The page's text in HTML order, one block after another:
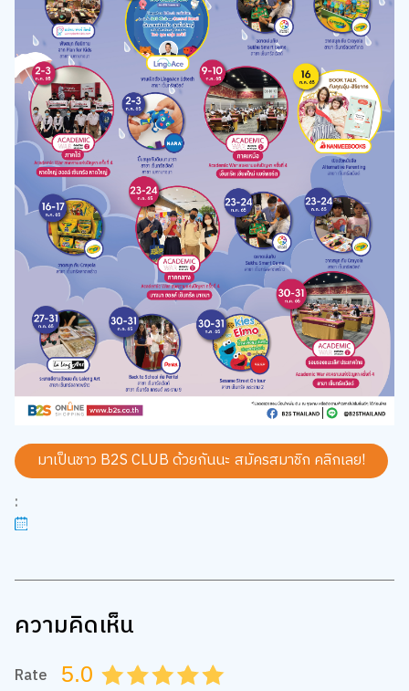
มาเป็นชาว B2S CLUB ด้วยกันนะ สมัครสมาชิก คลิกเลย!
:
ความคิดเห็น
Rate 5.0 4.5
4.0
3.5
3.0
2.5
2.0
1.5
1.0
0.5